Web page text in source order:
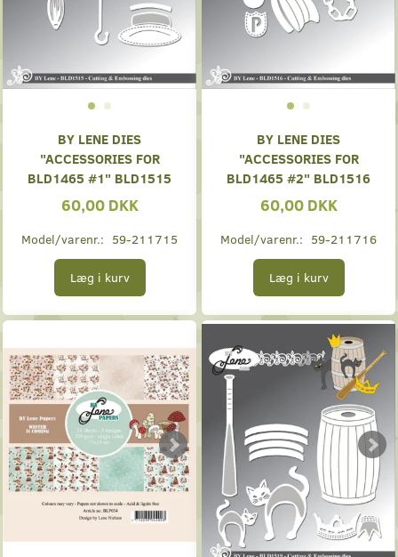
BY LENE DIES
"ACCESSORIES FOR
BLD1465 #1" BLD1515
60,00 DKK
Model/varenr.: 59-211715
Læg i kurv
BY LENE DIES
"ACCESSORIES FOR
BLD1465 #2" BLD1516
60,00 DKK
Model/varenr.: 59-211716
Læg i kurv